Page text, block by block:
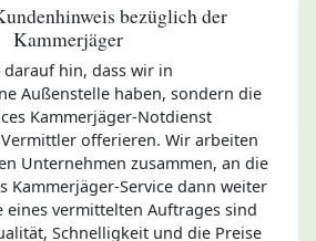
bezüglich der
Kammerjäger
hin, dass wir in
Außenstelle haben, sondern die
Kammerjäger-Notdienst
offerieren. Wir arbeiten
Unternehmen zusammen, an die
Kammerjäger-Service dann weiter
eines vermittelten Auftrages sind
Schnelligkeit und die Preise